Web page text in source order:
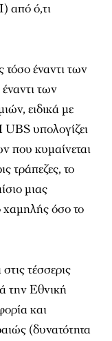
από ό,τι
τόσο έναντι των
των
ειδικά με
υπολογίζει
που κυμαίνεται
τράπεζες, το
μιας
χαμηλής όσο το
τέσσερις
την Εθνική
και
(δυνατότητα